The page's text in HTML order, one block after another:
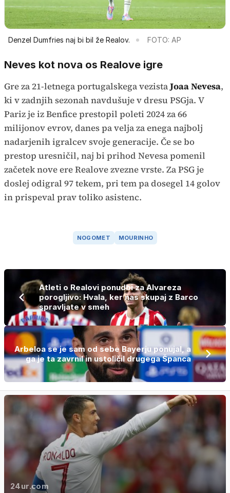
Denzel Dumfries naj bi bil že Realov. FOTO: AP
Neves kot nova os Realove igre
Gre za 21-letnega portugalskega vezistaJoaa Nevesa,
ki v zadnjih sezonah navdušuje v dresu PSGja. V
Pariz je iz Benfice prestopil poleti 2024 za 66
milijonov evrov, danes pa velja za enega najbolj
nadarjenih igralcev svoje generacije. Če se bo
prestop uresničil, naj bi prihod Nevesa pomenil
začetek nove ere Realove zvezne vrste. Za PSG je
doslej odigral 97 tekem, pri tem pa dosegel 14 golov
in prispeval prav toliko asistenc.
NOGOMET MOURINHO
Atleti o Realovi ponudbi za Alvareza
porogljivo: Hvala, ker nas skupaj z Barco
spravljate v smeh
Arbeloa se je sam od sebe Bayerju ponujal, a
ga je ta zavrnil in ustoličil drugega Španca
24ur.com